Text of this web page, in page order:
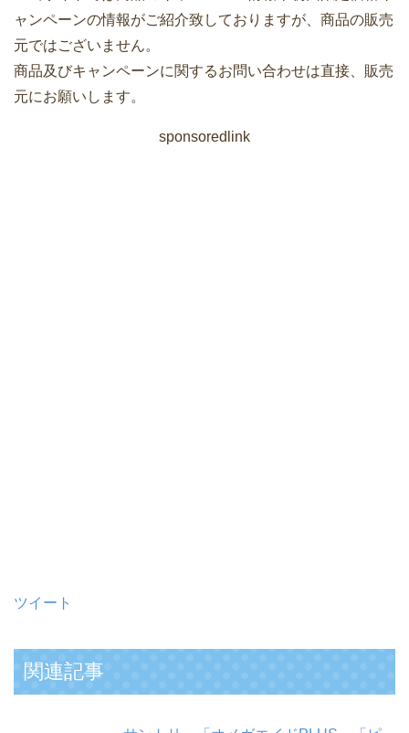
ャンペーンの情報がご紹介致しておりますが、商品の販売
元ではございません。
商品及びキャンペーンに関するお問い合わせは直接、販売
元にお願いします。
sponsoredlink
ツイート
関連記事